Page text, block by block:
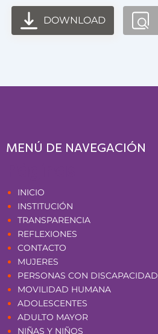
DOWNLOAD
MENÚ DE NAVEGACIÓN
INICIO
INSTITUCIÓN
TRANSPARENCIA
REFLEXIONES
CONTACTO
MUJERES
PERSONAS CON DISCAPACIDAD
MOVILIDAD HUMANA
ADOLESCENTES
ADULTO MAYOR
NIÑAS Y NIÑOS